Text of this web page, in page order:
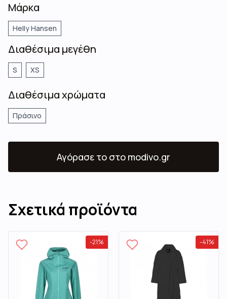
Μάρκα
Helly Hansen
Διαθέσιμα μεγέθη
S XS
Διαθέσιμα χρώματα
Πράσινο
Αγόρασε το στο modivo.gr
Σχετικά προϊόντα
-21% -41%